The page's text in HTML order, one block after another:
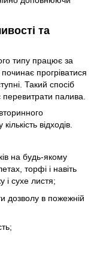
та
типу працює за
прогріватися
Такий спосіб
палива.
відходів.
на будь-якому
торфі і навіть
і сухе листя;
дозволу в пожежній